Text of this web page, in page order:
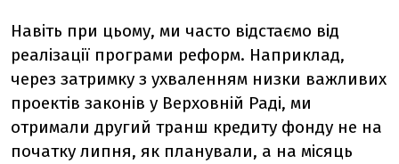
Навіть при цьому, ми часто відстаємо від
реалізації програми реформ. Наприклад,
через затримку з ухваленням низки важливих
проектів законів у Верховній Раді, ми
отримали другий транш кредиту фонду не на
початку липня, як планували, а на місяць